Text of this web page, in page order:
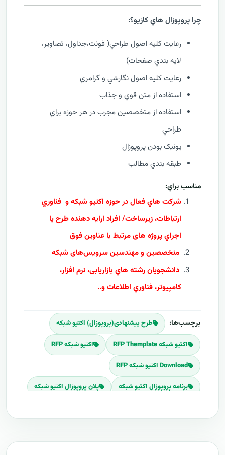
چرا پروپوزال هاي کازيو؟:
رعايت کليه اصول طراحي( فونت،جداول، تصاوير،
لايه بندي صفحات)
رعايت کليه اصول نگارشي و گرامري
استفاده از متن قوي و جذاب
استفاده از متخصصين مجرب در هر حوزه براي
طراحي
يونيک بودن پروپوزال
طبقه بندي مطالب
مناسب براي:
شرکت هاي فعال در حوزه اکتیو شبکه و فناوري
ارتباطات، زيرساخت/ افراد ارايه دهنده طرح يا
اجراي پروژه های مرتبط با عناوین فوق
متخصصین و مهندسین سرویس‌های شبکه
دانشجويان رشته هاي بازاریابی، نرم افزار،
کامپيوتر، فناوري اطلاعات و..
برچسب‌ها: طرح پیشنهادی(پروپوزال) اکتیو شبکه
اکتیو شبکه RFP Themplate اکتیو شبکه RFP
Download اکتیو شبکه RFP
برنامه پروپوزال اکتیو شبکه پلان پروپوزال اکتیو شبکه